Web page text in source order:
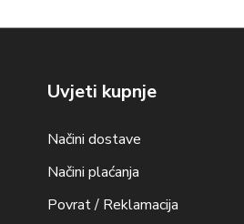
Uvjeti kupnje
Načini dostave
Načini plaćanja
Povrat / Reklamacija